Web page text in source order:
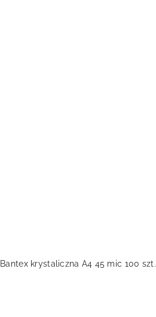
krystaliczna A4 45 mic 100 szt.